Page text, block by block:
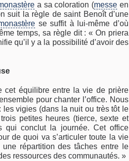
a sa coloration (messe en
suit la règle de saint Benoît d’une
se suffit à lui-même d’où
temps, sa règle dit : « On priera
qu’il y a la possibilité d’avoir des
cet équilibre entre la vie de prière
pour chanter l’office. Nous
vigies (dans la nuit ou très tôt le
petites heures (tierce, sexte et
qui conclut la journée. Cet office
de quoi va s’articuler toute la vie
répartition des tâches entre le
ressources des communautés. »